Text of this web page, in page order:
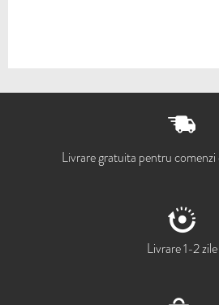
Livrare gratuita pentru
Livrare 1-2 zile